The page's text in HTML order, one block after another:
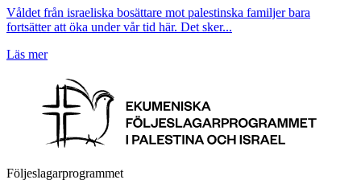
Våldet från israeliska bosättare mot palestinska familjer bara
fortsätter att öka under vår tid här. Det sker...
Läs mer
Följeslagarprogrammet